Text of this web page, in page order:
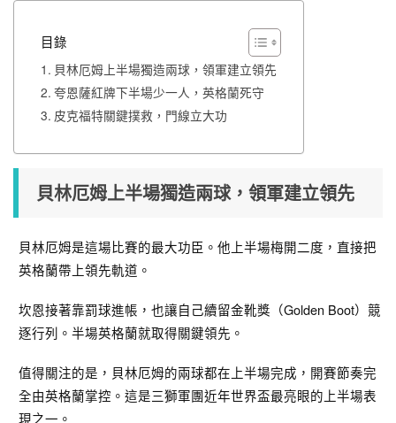
目錄
貝林厄姆上半場獨造兩球，領軍建立領先
夸恩薩紅牌下半場少一人，英格蘭死守
皮克福特關鍵撲救，門線立大功
貝林厄姆上半場獨造兩球，領軍建立領先
貝林厄姆是這場比賽的最大功臣。他上半場梅開二度，直接把
英格蘭帶上領先軌道。
坎恩接著靠罰球進帳，也讓自己續留金靴獎（Golden Boot）競
逐行列。半場英格蘭就取得關鍵領先。
值得關注的是，貝林厄姆的兩球都在上半場完成，開賽節奏完
全由英格蘭掌控。這是三獅軍團近年世界盃最亮眼的上半場表
現之一。